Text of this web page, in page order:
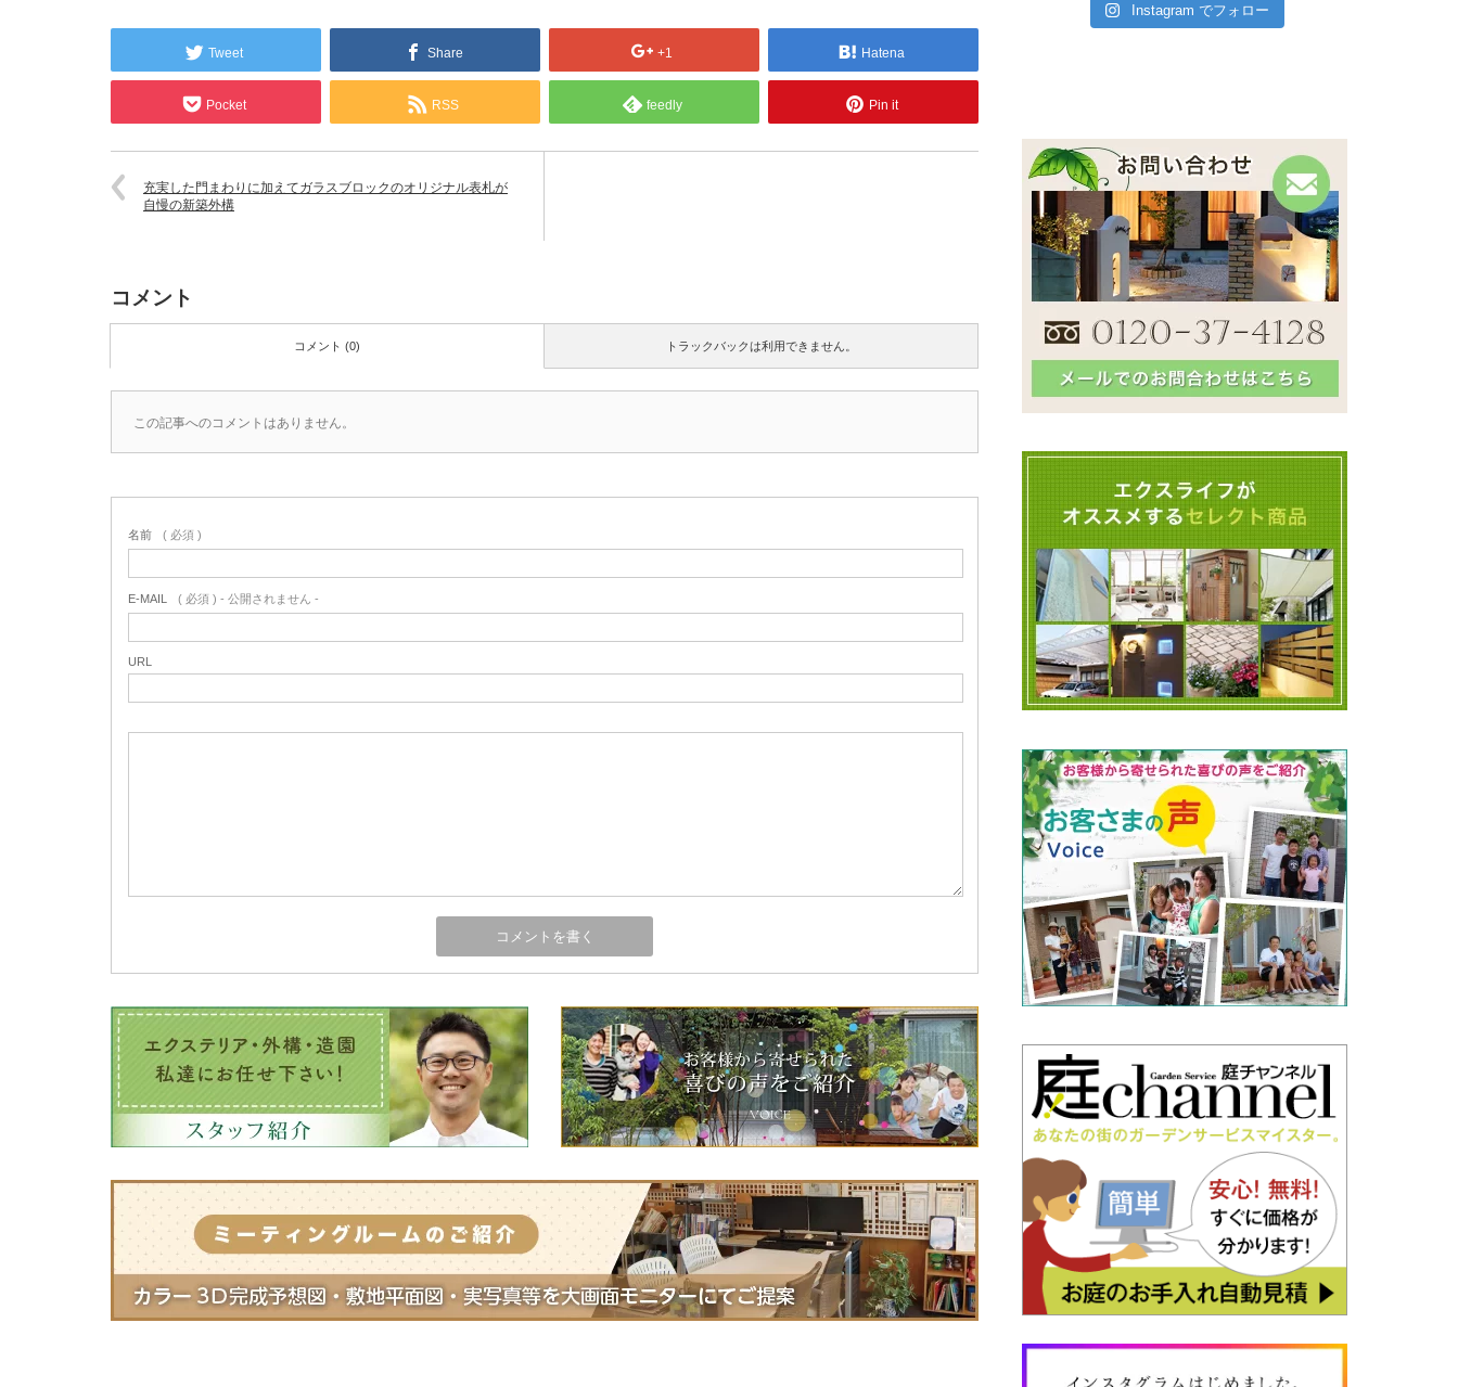
Tweet Share +1 Hatena
Pocket RSS feedly Pin it
充実した門まわりに加えてガラスブロックのオリジナル表札が
自慢の新築外構
コメント
トラックバックは利用できません。
コメント (0)
この記事へのコメントはありません。
名前 ( 必須 )
E-MAIL ( 必須 ) - 公開されません -
URL
Instagram でフォロー